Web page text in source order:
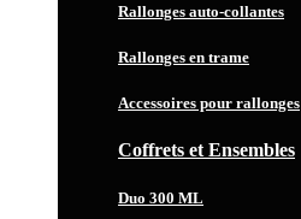
Rallonges auto-collantes
Rallonges en trame
Accessoires pour rallonges
Coffrets et Ensembles
Duo 300 ML